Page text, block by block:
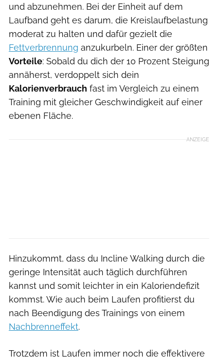
und abzunehmen. Bei der Einheit auf dem
Laufband geht es darum, die Kreislaufbelastung
moderat zu halten und dafür gezielt die
Fettverbrennung anzukurbeln. Einer der größten
Vorteile: Sobald du dich der 10 Prozent Steigung
annäherst, verdoppelt sich dein
Kalorienverbrauch fast im Vergleich zu einem
Training mit gleicher Geschwindigkeit auf einer
ebenen Fläche.
ANZEIGE
Hinzukommt, dass du Incline Walking durch die
geringe Intensität auch täglich durchführen
kannst und somit leichter in ein Kaloriendefizit
kommst. Wie auch beim Laufen profitierst du
nach Beendigung des Trainings von einem
Nachbrenneffekt.
Trotzdem ist Laufen immer noch die effektivere